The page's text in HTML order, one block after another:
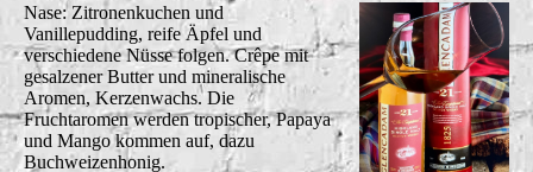
Nase: Zitronenkuchen und
Vanillepudding, reife Äpfel und
verschiedene Nüsse folgen. Crêpe mit
gesalzener Butter und mineralische
Aromen, Kerzenwachs. Die
Fruchtaromen werden tropischer, Papaya
und Mango kommen auf, dazu
Buchweizenhonig.